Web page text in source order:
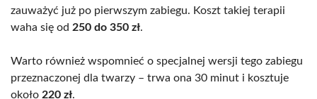
zauważyć już po pierwszym zabiegu. Koszt takiej terapii
waha się od 250 do 350 zł.
Warto również wspomnieć o specjalnej wersji tego zabiegu
przeznaczonej dla twarzy – trwa ona 30 minut i kosztuje
około 220 zł.